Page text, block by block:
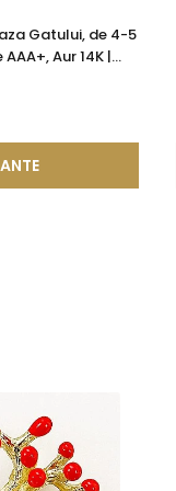
Gatului, de 4-5
Aur 14K |